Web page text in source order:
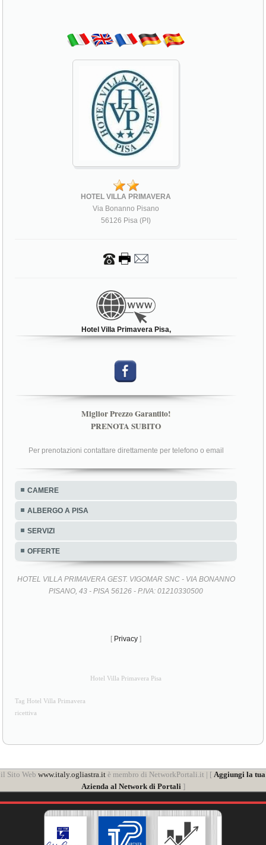
HOTEL VILLA PRIMAVERA
Via Bonanno Pisano
56126 Pisa (PI)
Hotel Villa Primavera Pisa,
Miglior Prezzo Garantito!
PRENOTA SUBITO
Per prenotazioni contattare direttamente per telefono o email
CAMERE
ALBERGO A PISA
SERVIZI
OFFERTE
HOTEL VILLA PRIMAVERA GEST. VIGOMAR SNC - VIA BONANNO
PISANO, 43 - PISA 56126 - P.IVA: 01210330500
[ Privacy ]
Hotel Villa Primavera Pisa
Tag Hotel Villa Primavera
ricettiva
il Sito Web www.italy.ogliastra.it è membro di NetworkPortali.it | [ Aggiungi la tua
Azienda al Network di Portali]